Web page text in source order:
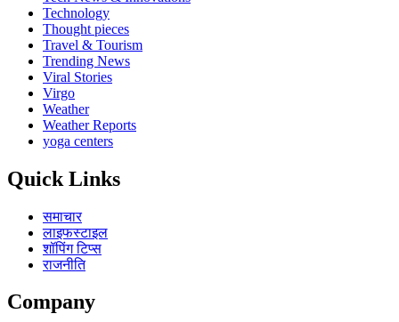
Technology
Thought pieces
Travel & Tourism
Trending News
Viral Stories
Virgo
Weather
Weather Reports
yoga centers
Quick Links
समाचार
लाइफस्टाइल
शॉपिंग टिप्स
राजनीति
Company